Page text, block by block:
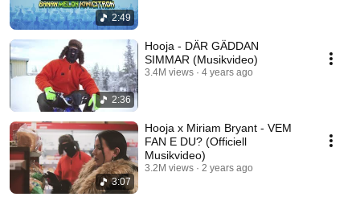
2:49
2:36
Hooja - DÄR GÄDDAN
SIMMAR (Musikvideo)
3.4M views 4 years ago
3:07
Hooja x Miriam Bryant - VEM
FAN E DU? (Officiell
Musikvideo)
3.2M views 2 years ago